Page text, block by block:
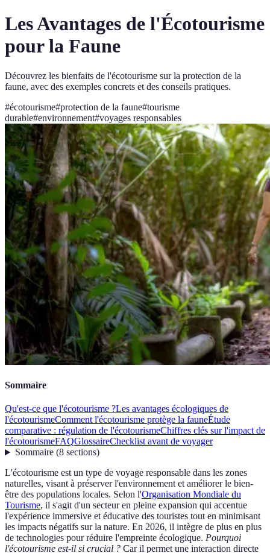
Les Avantages de l'Écotourisme
pour la Faune
Découvrez les bienfaits de l'écotourisme sur la protection de la
faune, avec des exemples concrets et des conseils pratiques.
#écotourisme#protection de la faune#tourisme
durable#environnement#voyages responsables
Sommaire
Qu'est-ce que l'écotourisme ?Les avantages écologiques de
l'écotourismeComment l'écotourisme protège la fauneÉtude
comparative : régulation de l'écotourismeChiffres clés sur l'impact de
l'écotourismeFAQGlossaireChecklist avant de voyager
Sommaire(8 sections)
L'écotourisme est un type de voyage responsable dans les zones
naturelles, visant à préserver l'environnement et améliorer le bien-
être des populations locales. Selon l'Organisation Mondiale du
Tourisme, il s'agit d'un secteur en pleine expansion qui accentue
l'expérience immersive et éducative des touristes tout en minimisant
les impacts négatifs sur la nature. En 2026, il intègre de plus en plus
de technologies pour réduire l'empreinte écologique. Pourquoi
l'écotourisme est-il si crucial ? Car il permet une interaction directe